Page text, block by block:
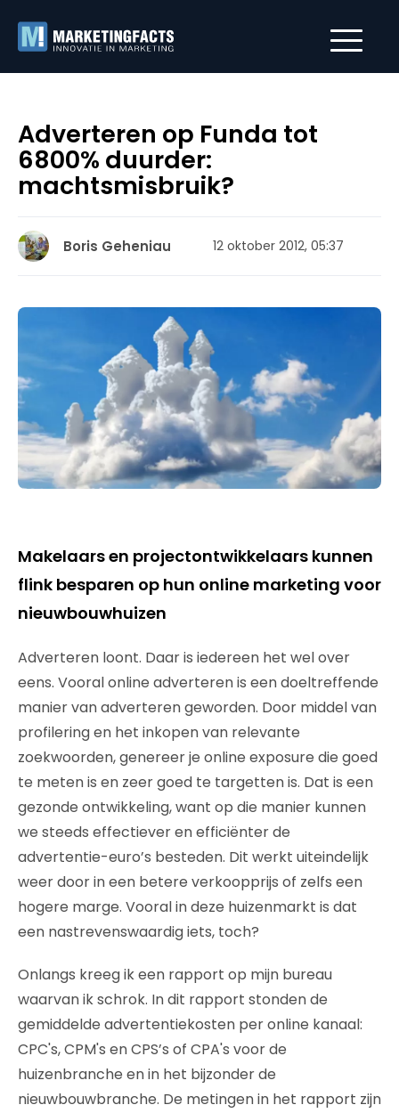
Adverteren op Funda tot
6800% duurder:
machtsmisbruik?
Boris Geheniau 12 oktober 2012, 05:37
Makelaars en projectontwikkelaars kunnen
flink besparen op hun online marketing voor
nieuwbouwhuizen
Adverteren loont. Daar is iedereen het wel over
eens. Vooral online adverteren is een doeltreffende
manier van adverteren geworden. Door middel van
profilering en het inkopen van relevante
zoekwoorden, genereer je online exposure die goed
te meten is en zeer goed te targetten is. Dat is een
gezonde ontwikkeling, want op die manier kunnen
we steeds effectiever en efficiënter de
advertentie-euro’s besteden. Dit werkt uiteindelijk
weer door in een betere verkoopprijs of zelfs een
hogere marge. Vooral in deze huizenmarkt is dat
een nastrevenswaardig iets, toch?
Onlangs kreeg ik een rapport op mijn bureau
waarvan ik schrok. In dit rapport stonden de
gemiddelde advertentiekosten per online kanaal:
CPC's, CPM's en CPS’s of CPA's voor de
huizenbranche en in het bijzonder de
nieuwbouwbranche. De metingen in het rapport zijn